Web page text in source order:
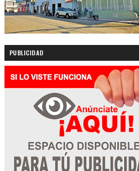
PUBLICIDAD